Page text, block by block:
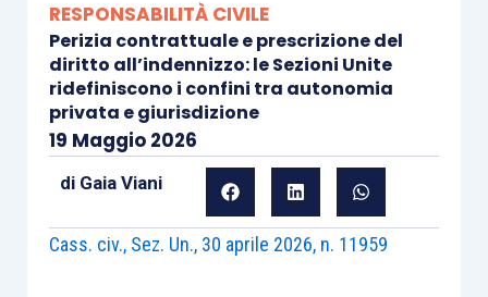
RESPONSABILITÀ CIVILE
Perizia contrattuale e prescrizione del
diritto all’indennizzo: le Sezioni Unite
ridefiniscono i confini tra autonomia
privata e giurisdizione
19 Maggio 2026
di Gaia Viani
Cass. civ., Sez. Un., 30 aprile 2026, n. 11959